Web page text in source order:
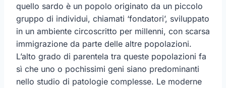
quello sardo è un popolo originato da un piccolo
gruppo di individui, chiamati ‘fondatori’, sviluppato
in un ambiente circoscritto per millenni, con scarsa
immigrazione da parte delle altre popolazioni.
L’alto grado di parentela tra queste popolazioni fa
sì che uno o pochissimi geni siano predominanti
nello studio di patologie complesse. Le moderne